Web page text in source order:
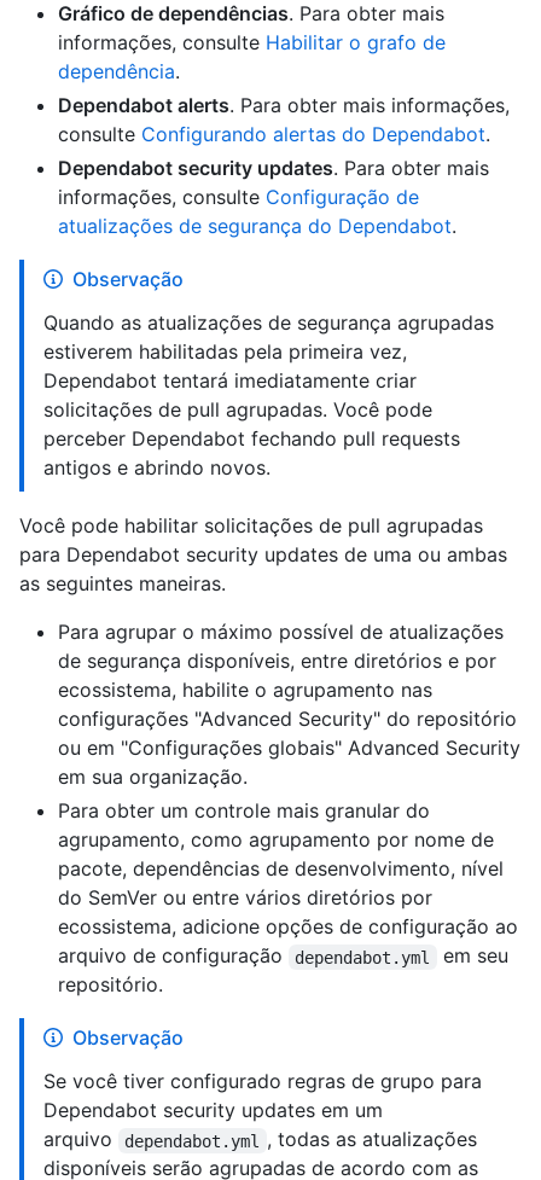
Gráfico de dependências. Para obter mais
informações, consulte Habilitar o grafo de
dependência.
Dependabot alerts. Para obter mais informações,
consulte Configurando alertas do Dependabot.
Dependabot security updates. Para obter mais
informações, consulte Configuração de
atualizações de segurança do Dependabot.
Observação
Quando as atualizações de segurança agrupadas
estiverem habilitadas pela primeira vez,
Dependabot tentará imediatamente criar
solicitações de pull agrupadas. Você pode
perceber Dependabot fechando pull requests
antigos e abrindo novos.
Você pode habilitar solicitações de pull agrupadas
para Dependabot security updates de uma ou ambas
as seguintes maneiras.
Para agrupar o máximo possível de atualizações
de segurança disponíveis, entre diretórios e por
ecossistema, habilite o agrupamento nas
configurações "Advanced Security" do repositório
ou em "Configurações globais" Advanced Security
em sua organização.
Para obter um controle mais granular do
agrupamento, como agrupamento por nome de
pacote, dependências de desenvolvimento, nível
do SemVer ou entre vários diretórios por
ecossistema, adicione opções de configuração ao
arquivo de configuração
dependabot.yml
em seu
repositório.
Observação
Se você tiver configurado regras de grupo para
Dependabot security updates em um
arquivo
dependabot.yml
, todas as atualizações
disponíveis serão agrupadas de acordo com as